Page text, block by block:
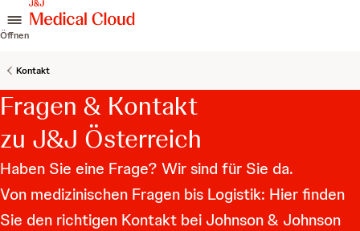
Öffnen
Kontakt
Fragen & Kontakt
zu J&J Österreich
Haben Sie eine Frage? Wir sind für Sie da.
Von medizinischen Fragen bis Logistik: Hier finden
Sie den richtigen Kontakt bei Johnson & Johnson